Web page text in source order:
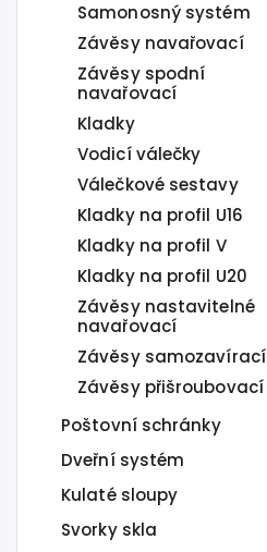
Samonosný systém
Závěsy navařovací
Závěsy spodní
navařovací
Kladky
Vodicí válečky
Válečkové sestavy
Kladky na profil U16
Kladky na profil V
Kladky na profil U20
Závěsy nastavitelné
navařovací
Závěsy samozavírací
Závěsy přišroubovací
Poštovní schránky
Dveřní systém
Kulaté sloupy
Svorky skla